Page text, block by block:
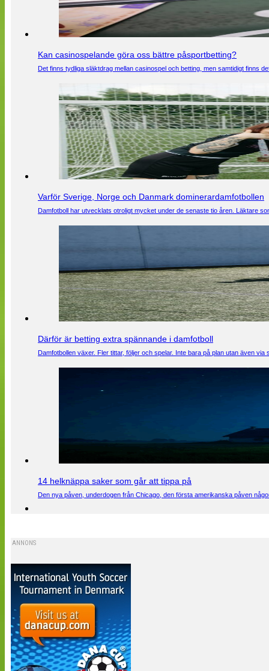
Kan casinospelande göra oss bättre påsportbetting?
Det finns tydliga släktdrag mellan casinospel och betting, men samtidigt finns
Varför Sverige, Norge och Danmark dominerardamfotbollen
Damfotboll har utvecklats otroligt mycket under de senaste tio åren. Läktare
Därför är betting extra spännande i damfotboll
Damfotbollen växer. Fler tittar, följer och spelar. Inte bara på plan utan även
14 helknäppa saker som går att tippa på
Den nya påven, underdogen från Chicago, den första amerikanska påven
ANNONS